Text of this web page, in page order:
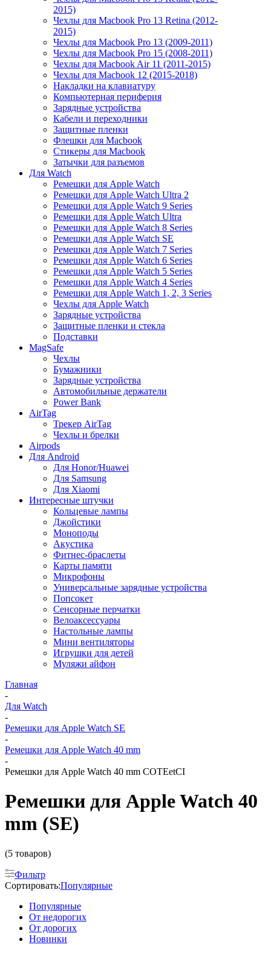
2015)
Чехлы для Macbook Pro 13 Retina (2012-
2015)
Чехлы для Macbook Pro 13 (2009-2011)
Чехлы для Macbook Pro 15 (2008-2011)
Чехлы для Macbook Air 11 (2011-2015)
Чехлы для Macbook 12 (2015-2018)
Накладки на клавиатуру
Компьютерная периферия
Зарядные устройства
Кабели и переходники
Защитные пленки
Флешки для Macbook
Стикеры для Macbook
Затычки для разъемов
Для Watch
Ремешки для Apple Watch
Ремешки для Apple Watch Ultra 2
Ремешки для Apple Watch 9 Series
Ремешки для Apple Watch Ultra
Ремешки для Apple Watch 8 Series
Ремешки для Apple Watch SE
Ремешки для Apple Watch 7 Series
Ремешки для Apple Watch 6 Series
Ремешки для Apple Watch 5 Series
Ремешки для Apple Watch 4 Series
Ремешки для Apple Watch 1, 2, 3 Series
Чехлы для Apple Watch
Зарядные устройства
Защитные пленки и стекла
Подставки
MagSafe
Чехлы
Бумажники
Зарядные устройства
Автомобильные держатели
Power Bank
AirTag
Трекер AirTag
Чехлы и брелки
Airpods
Для Android
Для Honor/Huawei
Для Samsung
Для Xiaomi
Интересные штучки
Кольцевые лампы
Джойстики
Моноподы
Акустика
Фитнес-браслеты
Карты памяти
Микрофоны
Универсальные зарядные устройства
Попсокет
Сенсорные перчатки
Велоаксессуары
Настольные лампы
Мини вентиляторы
Игрушки для детей
Муляжи айфон
Главная
-
Для Watch
-
Ремешки для Apple Watch SE
-
Ремешки для Apple Watch 40 mm
-
Ремешки для Apple Watch 40 mm COTEetCI
Ремешки для Apple Watch 40
mm (SE)
(5 товаров)
Фильтр
Сортировать:Популярные
Популярные
От недорогих
От дорогих
Новинки